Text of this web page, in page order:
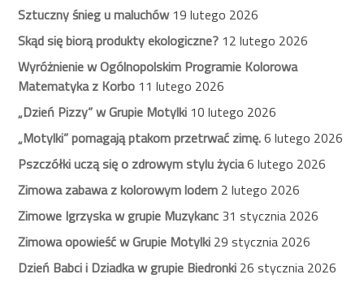
Sztuczny śnieg u maluchów19 lutego 2026
Skąd się biorą produkty ekologiczne? 12 lutego 2026
Wyróżnienie w Ogólnopolskim Programie Kolorowa
Matematyka z Korbo 11 lutego 2026
„Dzień Pizzy” w Grupie Motylki 10 lutego 2026
„Motylki” pomagają ptakom przetrwać zimę.6 lutego 2026
Pszczółki uczą się o zdrowym stylu życia6 lutego 2026
Zimowa zabawa z kolorowym lodem 2 lutego 2026
Zimowe Igrzyska w grupie Muzykanc 31 stycznia 2026
Zimowa opowieść w Grupie Motylki 29 stycznia 2026
Dzień Babci i Dziadka w grupie Biedronki 26 stycznia 2026